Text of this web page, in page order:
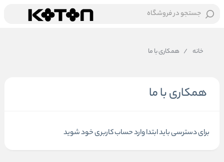
جستجو در فروشگاه
خانه / همکاری با ما
همکاری با ما
برای دسترسی باید ابتدا وارد حساب کاربری خود شوید